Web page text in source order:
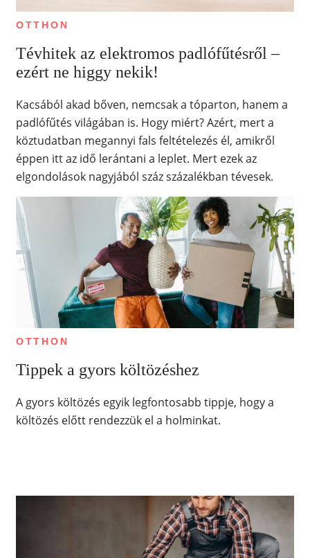
OTTHON
Tévhitek az elektromos padlófűtésről –
ezért ne higgy nekik!
Kacsából akad bőven, nemcsak a tóparton, hanem a
padlófűtés világában is. Hogy miért? Azért, mert a
köztudatban megannyi fals feltételezés él, amikről
éppen itt az idő lerántani a leplet. Mert ezek az
elgondolások nagyjából száz százalékban tévesek.
OTTHON
Tippek a gyors költözéshez
A gyors költözés egyik legfontosabb tippje, hogy a
költözés előtt rendezzük el a holminkat.